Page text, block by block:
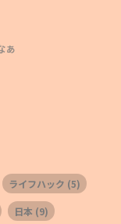
ぁ
ライフハック (5)
日本 (9)